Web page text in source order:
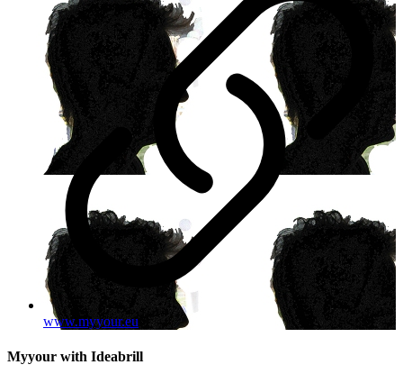
www.myyour.eu
Myyour with Ideabrill